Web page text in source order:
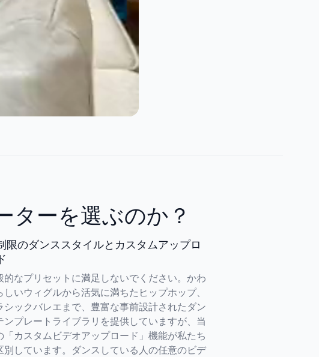
ターを選ぶのか？
限のダンススタイルとカスタムアップロ
的なプリセットに満足しないでください。かわ
しいウィグルから活気に満ちたヒップホップ、
シックバレエまで、豊富な事前設計されたダン
ンプレートライブラリを提供していますが、当
「カスタムビデオアップロード」機能が私たち
別しています。ダンスしている人の任意のビデ